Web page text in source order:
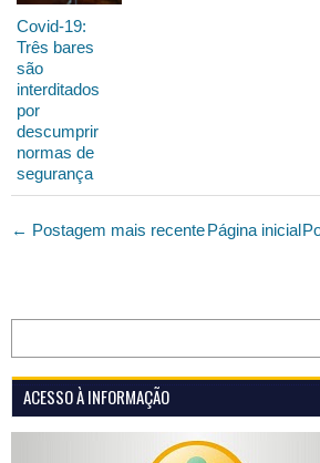
Covid-19:
Três bares
são
interditados
por
descumprir
normas de
segurança
← Postagem mais recentePágina inicial
ACESSO À INFORMAÇÃO